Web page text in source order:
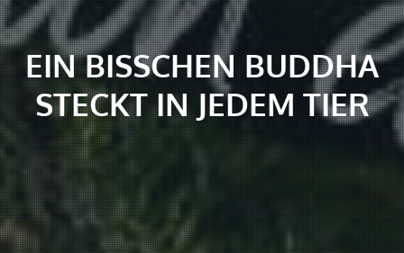
EIN BISSCHEN BUDDHA
STECKT IN JEDEM TIER